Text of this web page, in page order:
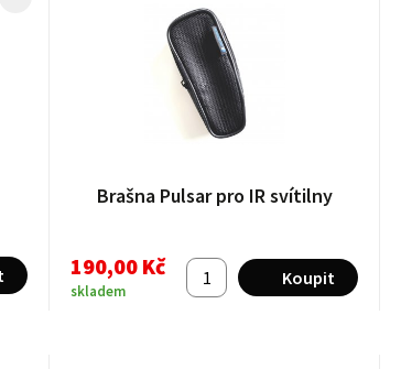
Brašna Pulsar pro IR svítilny
190,00 Kč
skladem